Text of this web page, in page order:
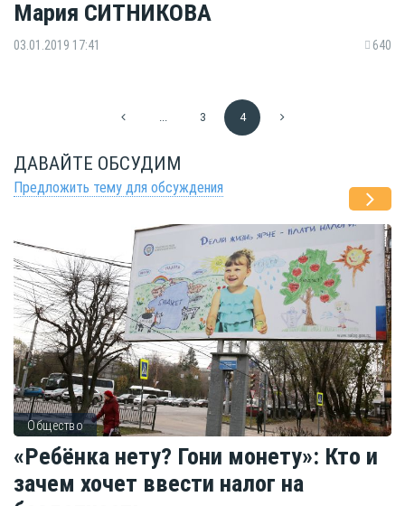
Мария СИТНИКОВА
03.01.2019 17:41 640
... 3 4
ДАВАЙТЕ ОБСУДИМ
Предложить тему для обсуждения
Общество
«Ребёнка нету? Гони монету»: Кто и
зачем хочет ввести налог на